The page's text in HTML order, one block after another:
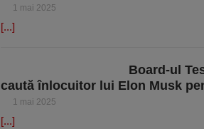
1 mai 2025
[...]
Board-ul
caută înlocuitor lui Elon Musk
1 mai 2025
[...]